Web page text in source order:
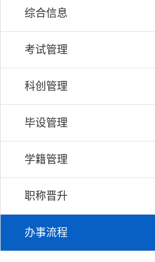
综合信息
考试管理
科创管理
毕设管理
学籍管理
职称晋升
办事流程